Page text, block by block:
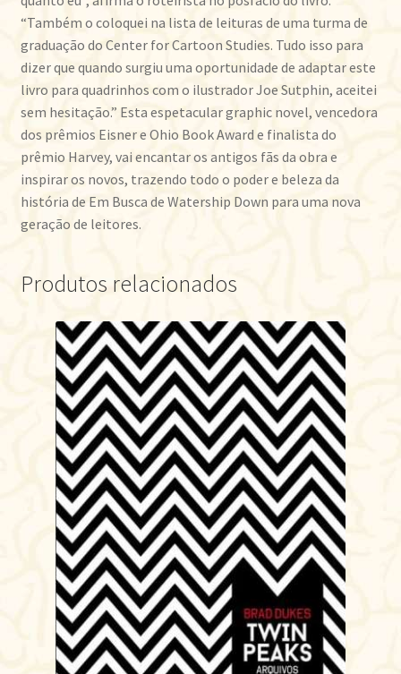
“Também o coloquei na lista de leituras de uma turma de
graduação do Center for Cartoon Studies. Tudo isso para
dizer que quando surgiu uma oportunidade de adaptar este
livro para quadrinhos com o ilustrador Joe Sutphin, aceitei
sem hesitação.” Esta espetacular graphic novel, vencedora
dos prêmios Eisner e Ohio Book Award e finalista do
prêmio Harvey, vai encantar os antigos fãs da obra e
inspirar os novos, trazendo todo o poder e beleza da
história de Em Busca de Watership Down para uma nova
geração de leitores.
Produtos relacionados